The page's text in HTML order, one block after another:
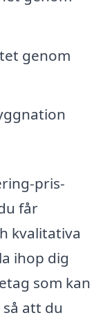
genom
pris-
får
kvalitativa
ihop dig
som kan
att du